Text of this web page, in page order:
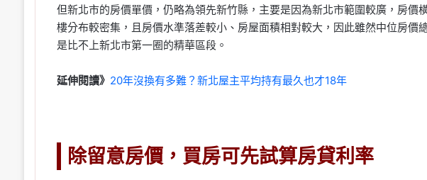
但新北市的房價單價，仍略為領先新竹縣，主要是因為新北市範圍較廣，房價
樓分布較密集，且房價水準落差較小、房屋面積相對較大，因此雖然中位房價
是比不上新北市第一圈的精華區段。
延伸閱讀》 20年沒換有多難？新北屋主平均持有最久也才18年
除留意房價，買房可先試算房貸利率